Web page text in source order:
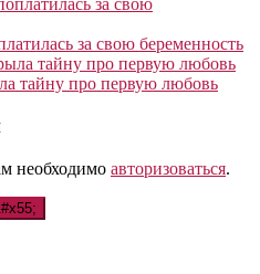
за свою беременность
тайну про первую любовь
необходимо авторизоваться.